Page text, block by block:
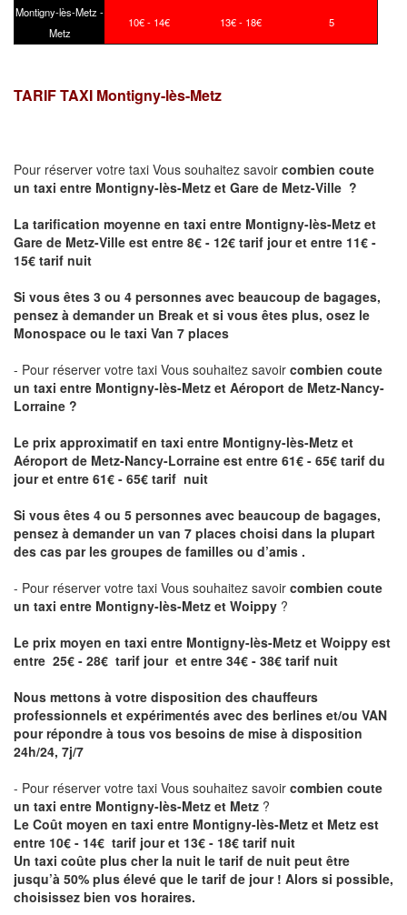
Montigny-lès-Metz -
Metz
10€ - 14€ 13€ - 18€ 5
TARIF TAXI Montigny-lès-Metz
Pour réserver votre taxi Vous souhaitez savoir combien coute
un taxi entre Montigny-lès-Metz et Gare de Metz-Ville ?
La tarification moyenne en taxi entre Montigny-lès-Metz et
Gare de Metz-Ville est entre 8€ - 12€ tarif jour et entre 11€ -
15€ tarif nuit
Si vous êtes 3 ou 4 personnes avec beaucoup de bagages,
pensez à demander un Break et si vous êtes plus, osez le
Monospace ou le taxi Van 7 places
- Pour réserver votre taxi Vous souhaitez savoir combien coute
un taxi entre Montigny-lès-Metz et Aéroport de Metz-Nancy-
Lorraine ?
Le prix approximatif en taxi entre Montigny-lès-Metz et
Aéroport de Metz-Nancy-Lorraine est entre 61€ - 65€ tarif du
jour et entre 61€ - 65€ tarif nuit
Si vous êtes 4 ou 5 personnes avec beaucoup de bagages,
pensez à demander un van 7 places choisi dans la plupart
des cas par les groupes de familles ou d’amis .
- Pour réserver votre taxi Vous souhaitez savoir combien coute
un taxi entre Montigny-lès-Metz et Woippy ?
Le prix moyen en taxi entre Montigny-lès-Metz et Woippy est
entre 25€ - 28€ tarif jour et entre 34€ - 38€ tarif nuit
Nous mettons à votre disposition des chauffeurs
professionnels et expérimentés avec des berlines et/ou VAN
pour répondre à tous vos besoins de mise à disposition
24h/24, 7j/7
- Pour réserver votre taxi Vous souhaitez savoir combien coute
un taxi entre Montigny-lès-Metz et Metz ?
Le Coût moyen en taxi entre Montigny-lès-Metz et Metz est
entre 10€ - 14€ tarif jour et 13€ - 18€ tarif nuit
Un taxi coûte plus cher la nuit le tarif de nuit peut être
jusqu’à 50% plus élevé que le tarif de jour ! Alors si possible,
choisissez bien vos horaires.